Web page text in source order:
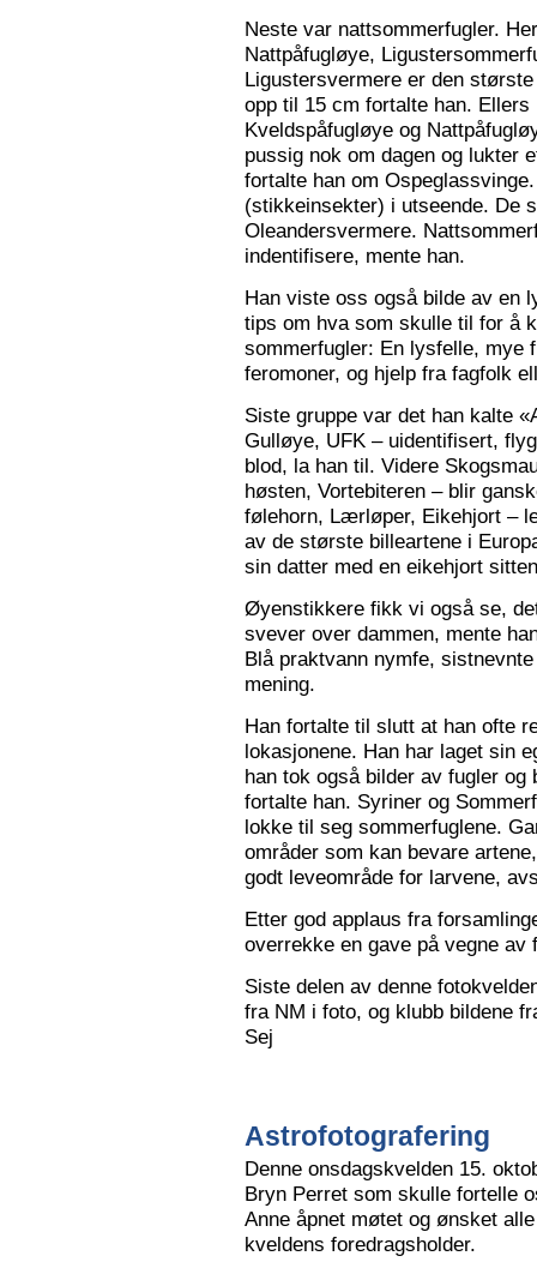
Neste var nattsommerfugler.
Nattpåfugløye,
Ligustersvermere er den
opp til 15 cm fortalte han.
Kveldspåfugløye og
pussig nok om dagen og lukter
fortalte han om
(stikkeinsekter) i utseende. De
Oleandersvermere.
indentifisere, mente han.
Han viste oss også bilde av en
tips om hva som skulle til for å
sommerfugler: En lysfelle, mye
feromoner, og hjelp fra fagfolk
Siste gruppe var det han kalte
Gulløye, UFK – uidentifisert,
blod, la han til. Videre
høsten, Vortebiteren – blir
følehorn, Lærløper, Eikehjort –
av de største billeartene i
sin datter med en eikehjort
Øyenstikkere fikk vi også se,
svever over dammen, mente
Blå praktvann nymfe,
mening.
Han fortalte til slutt at han ofte
lokasjonene. Han har laget sin
han tok også bilder av fugler
fortalte han. Syriner og
lokke til seg sommerfuglene.
områder som kan bevare
godt leveområde for larvene,
Etter god applaus fra
overrekke en gave på vegne av
Siste delen av denne
fra NM i foto, og klubb bildene
Sej
Astrofotografering
Denne onsdagskvelden 15.
Bryn Perret som skulle fortelle
Anne åpnet møtet og ønsket
kveldens foredragsholder.